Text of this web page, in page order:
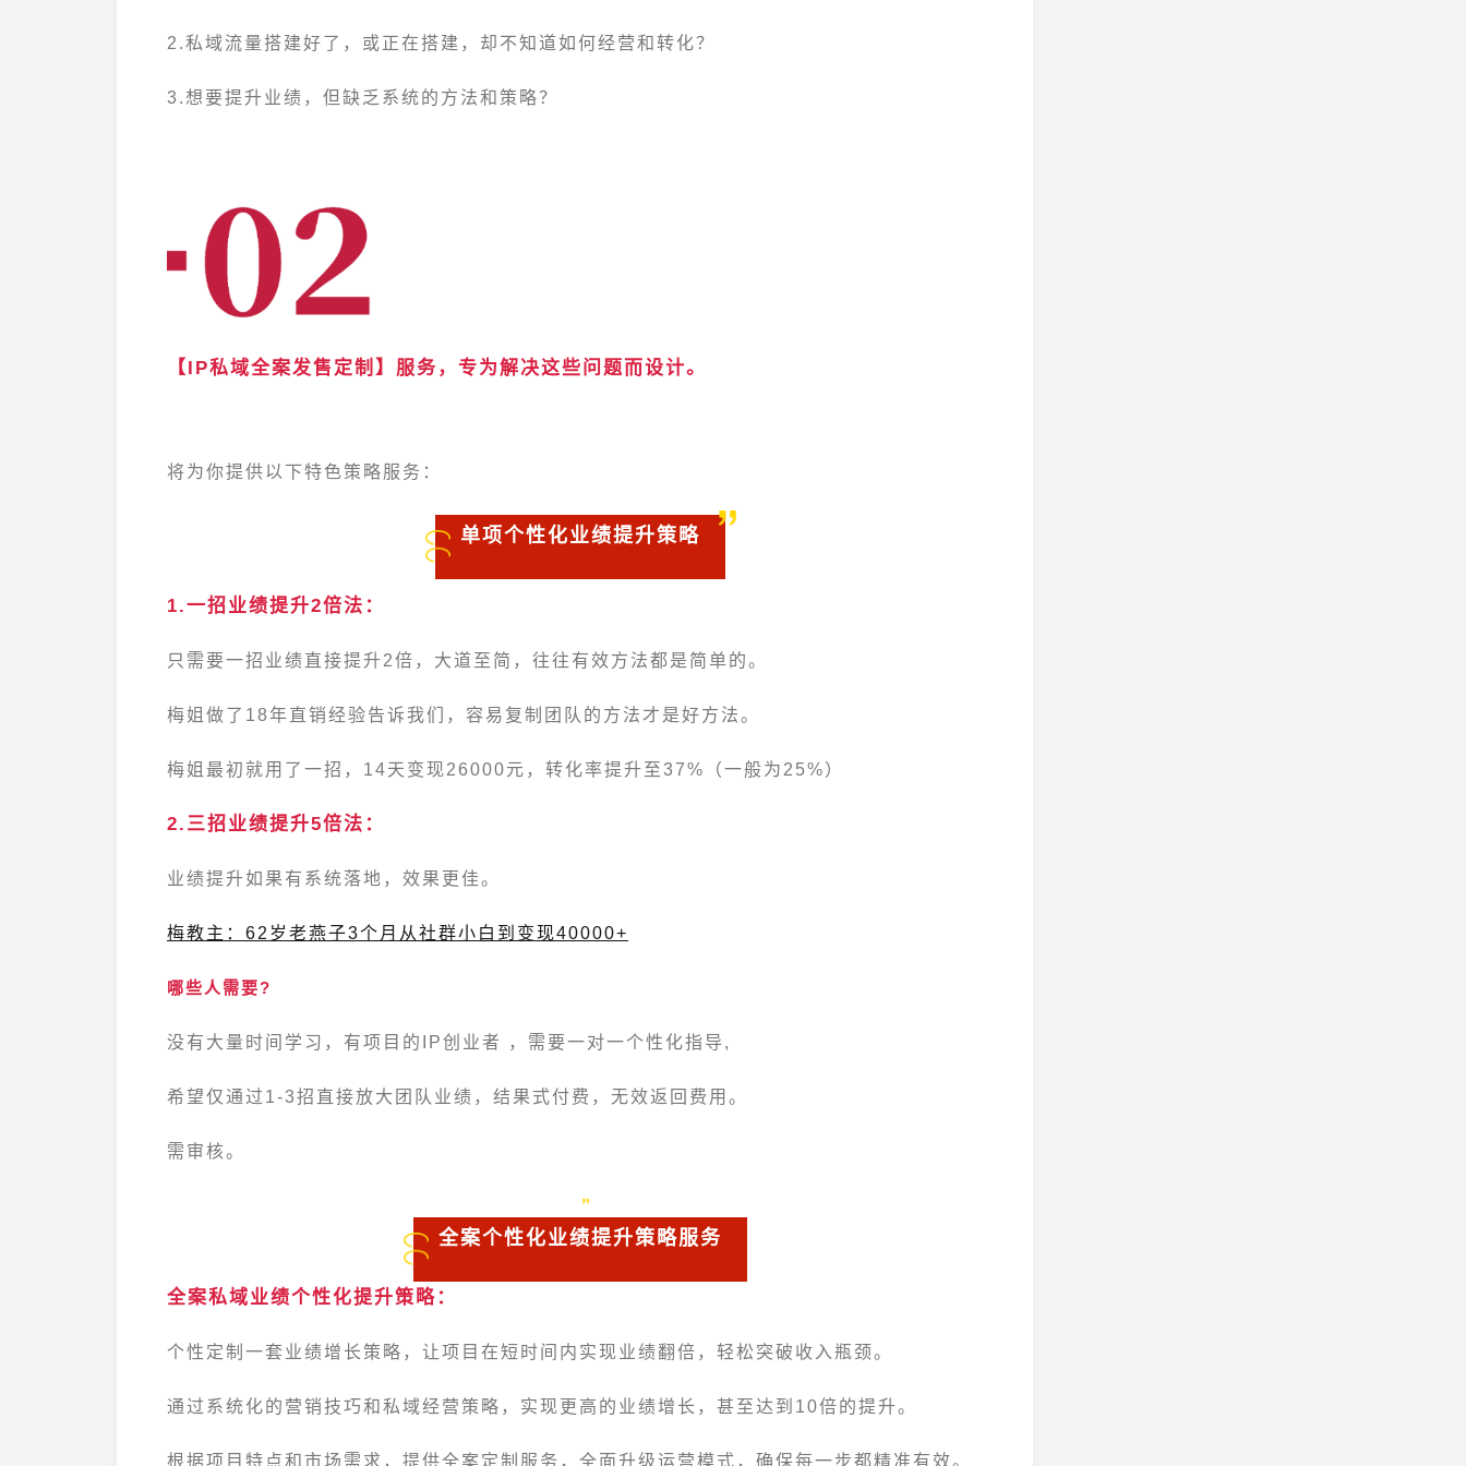
2.私域流量搭建好了，或正在搭建，却不知道如何经营和转化？
3.想要提升业绩，但缺乏系统的方法和策略？
【IP私域全案发售定制】服务，专为解决这些问题而设计。
将为你提供以下特色策略服务：
单项个性化业绩提升策略
1.一招业绩提升2倍法：
只需要一招业绩直接提升2倍，大道至简，往往有效方法都是简单的。
梅姐做了18年直销经验告诉我们，容易复制团队的方法才是好方法。
梅姐最初就用了一招，14天变现26000元，转化率提升至37%（一般为25%）
2.三招业绩提升5倍法：
业绩提升如果有系统落地，效果更佳。
梅教主：62岁老燕子3个月从社群小白到变现40000+
哪些人需要?
没有大量时间学习，有项目的IP创业者 ，需要一对一个性化指导,
希望仅通过1-3招直接放大团队业绩，结果式付费，无效返回费用。
需审核。
全案个性化业绩提升策略服务
全案私域业绩个性化提升策略：
个性定制一套业绩增长策略，让项目在短时间内实现业绩翻倍，轻松突破收入瓶颈。
通过系统化的营销技巧和私域经营策略，实现更高的业绩增长，甚至达到10倍的提升。
根据项目特点和市场需求，提供全案定制服务，全面升级运营模式，确保每一步都精准有效。